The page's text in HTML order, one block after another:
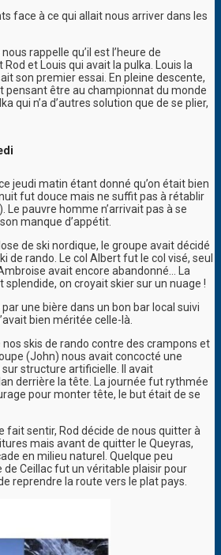
face à ce qui allait nous arriver dans les
rappelle qu’il est l’heure de
Rod et Louis qui avait la pulka. Louis la
son premier essai. En pleine descente,
pensant être au championnat du monde
qui n’a d’autres solution que de se plier,
jeudi matin étant donné qu’on était bien
fut douce mais ne suffit pas à rétablir
Le pauvre homme n’arrivait pas à se
manque d’appétit.
de ski nordique, le groupe avait décidé
de rando. Le col Albert fut le col visé, seul
avait encore abandonné… La
on croyait skier sur un nuage !
une bière dans un bon bar local suivi
bien méritée celle-là.
skis de rando contre des crampons et
(John) nous avait concocté une
structure artificielle. Il avait
derrière la tête. La journée fut rythmée
pour monter tête, le but était de se
fait sentir, Rod décide de nous quitter à
mais avant de quitter le Queyras,
en milieu naturel. Quelque peu
de Ceillac fut un véritable plaisir pour
reprendre la route vers le plat pays.